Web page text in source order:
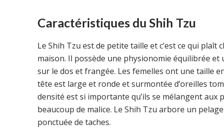
Caractéristiques du Shih Tzu
Le Shih Tzu est de petite taille et c’est ce qui plaît
maison. Il possède une physionomie équilibrée
sur le dos et frangée. Les femelles ont une taille
tête est large et ronde et surmontée d’oreilles
densité est si importante qu’ils se mélangent
beaucoup de malice. Le Shih Tzu arbore un
ponctuée de taches.